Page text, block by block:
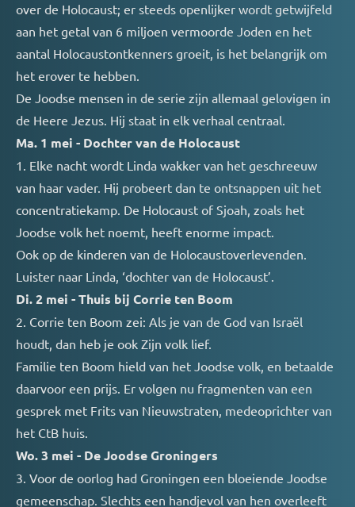
over de Holocaust; er steeds openlijker wordt getwijfeld
aan het getal van 6 miljoen vermoorde Joden en het
aantal Holocaustontkenners groeit, is het belangrijk om
het erover te hebben.
De Joodse mensen in de serie zijn allemaal gelovigen in
de Heere Jezus. Hij staat in elk verhaal centraal.
Ma. 1 mei - Dochter van de Holocaust
1. Elke nacht wordt Linda wakker van het geschreeuw
van haar vader. Hij probeert dan te ontsnappen uit het
concentratiekamp. De Holocaust of Sjoah, zoals het
Joodse volk het noemt, heeft enorme impact.
Ook op de kinderen van de Holocaustoverlevenden.
Luister naar Linda, ‘dochter van de Holocaust’.
Di. 2 mei - Thuis bij Corrie ten Boom
2. Corrie ten Boom zei: Als je van de God van Israël
houdt, dan heb je ook Zijn volk lief.
Familie ten Boom hield van het Joodse volk, en betaalde
daarvoor een prijs. Er volgen nu fragmenten van een
gesprek met Frits van Nieuwstraten, medeoprichter van
het CtB huis.
Wo. 3 mei - De Joodse Groningers
3. Voor de oorlog had Groningen een bloeiende Joodse
gemeenschap. Slechts een handjevol van hen overleeft